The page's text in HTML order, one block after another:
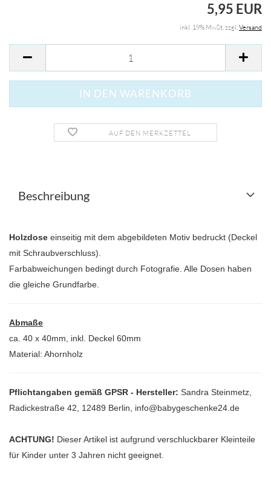
5,95 EUR
inkl. 19% MwSt. zzgl.Versand
AUF DEN MERKZETTEL
Beschreibung
Holzdose einseitig mit dem abgebildeten Motiv bedruckt (Deckel
mit Schraubverschluss).
Farbabweichungen bedingt durch Fotografie. Alle Dosen haben
die gleiche Grundfarbe.
Abmaße
ca. 40 x 40mm, inkl. Deckel 60mm
Material: Ahornholz
Pflichtangaben gemäß GPSR - Hersteller: Sandra Steinmetz,
Radickestraße 42, 12489 Berlin, info@babygeschenke24.de
ACHTUNG! Dieser Artikel ist aufgrund verschluckbarer Kleinteile
für Kinder unter 3 Jahren nicht geeignet.